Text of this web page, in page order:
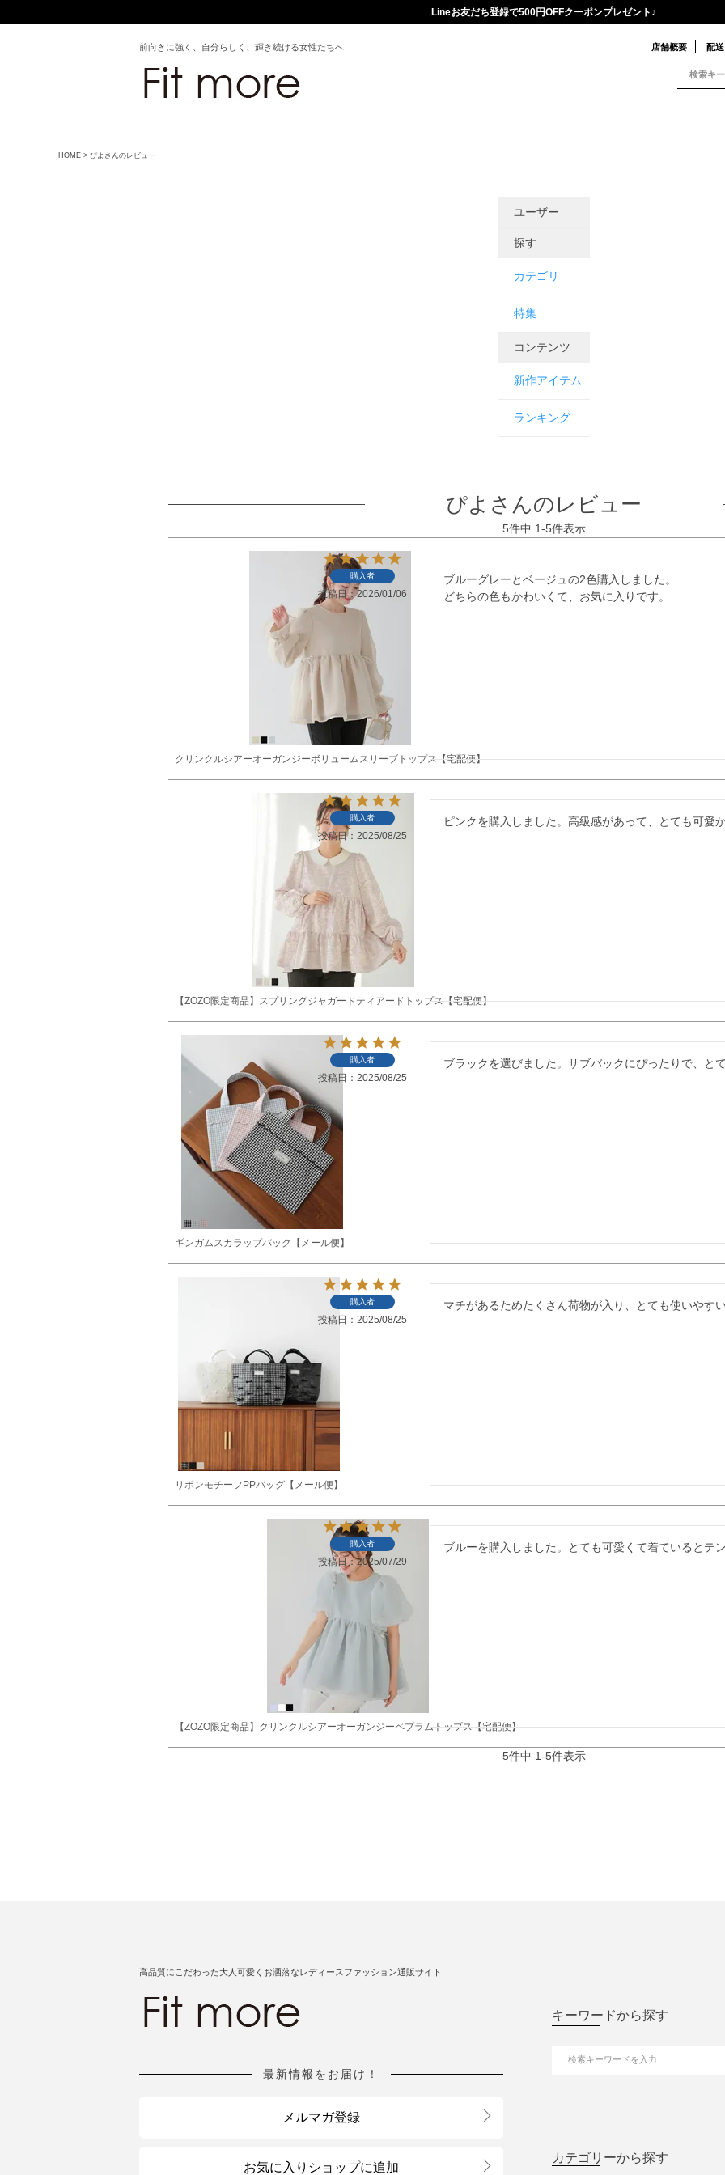
Lineお友だち登録で500円OFFクーポンプレゼント♪
前向きに強く、自分らしく、輝き続ける女性たちへ 店舗概要 配
HOME ぴよさんのレビュー
ユーザー
探す
カテゴリ
特集
コンテンツ
新作アイテム
ランキング
ぴよさんのレビュー
5件中 1-5件表示
クリンクルシアーオーガンジーボリュームスリーブトップス【宅配便】
購入者
投稿日 2026/01/06
ブルーグレーとベージュの2色購入しました。
どちらの色もかわいくて、お気に入りです。
【ZOZO限定商品】スプリングジャガードティアードトップス【宅配便】
購入者
投稿日 2025/08/25
ピンクを購入しました。高級感があって、とても可愛
ギンガムスカラップバック【メール便】
購入者
投稿日 2025/08/25
ブラックを選びました。サブバックにぴったりで、と
リボンモチーフPPバッグ【メール便】
購入者
投稿日 2025/08/25
マチがあるためたくさん荷物が入り、とても使いやす
【ZOZO限定商品】クリンクルシアーオーガンジーペプラムトップス【宅配便】
購入者
投稿日 2025/07/29
ブルーを購入しました。とても可愛くて着ているとテ
5件中 1-5件表示
高品質にこだわった大人可愛くお洒落なレディースファッション通販サイト
最新情報をお届け！
メルマガ登録
お気に入りショップに追加
キーワードから探す
カテゴリーから探す